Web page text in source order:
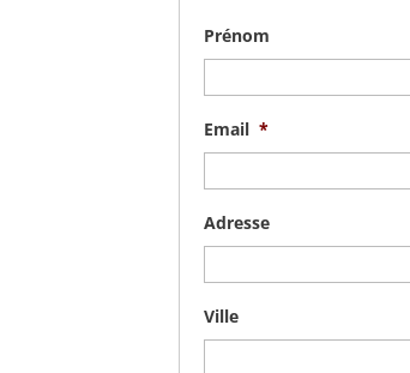
Prénom
Email *
Adresse
Ville